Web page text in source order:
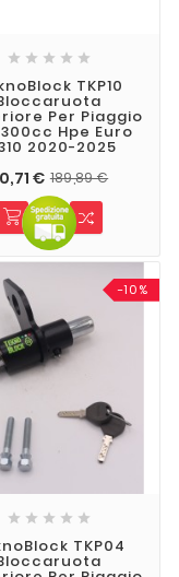
    
TKP10
Per Piaggio
300cc Hpe Euro
2020-2025
€ 189,89 €
-10%
    
TKP04